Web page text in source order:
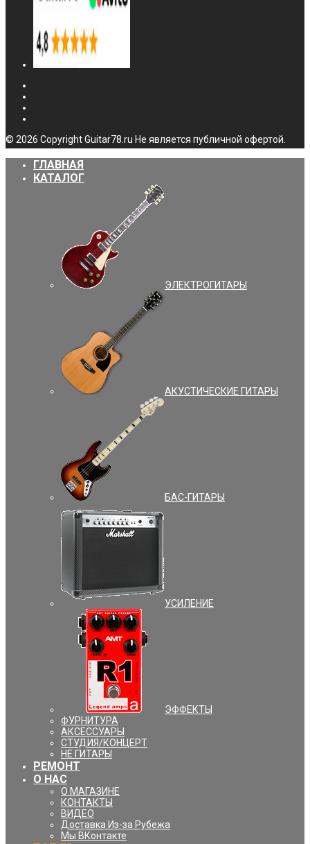
© 2026 Copyright Guitar78.ru Не является публичной офертой.
ГЛАВНАЯ
КАТАЛОГ
ЭЛЕКТРОГИТАРЫ
АКУСТИЧЕСКИЕ ГИТАРЫ
БАС-ГИТАРЫ
УCИЛЕНИЕ
ЭФФЕКТЫ
ФУРНИТУРА
АКСЕССУАРЫ
СТУДИЯ/КОНЦЕРТ
НЕ ГИТАРЫ
РЕМОНТ
О НАС
О МАГАЗИНЕ
КОНТАКТЫ
ВИДЕО
Доставка Из-за Рубежа
Мы ВКонтакте